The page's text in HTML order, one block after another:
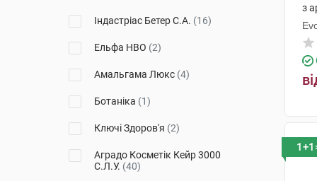
Alma K.(4)
Phytocyane
Індастріас Бетер С.А. (16)
Ельфа НВО (2)
Амальгама Люкс (4)
Ботаніка (1)
Ключі Здоров'я (2)
Аградо Косметік Кейр 3000
С.Л.У. (40)
з